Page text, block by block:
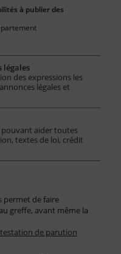
à publier des
légales
des expressions les
légales et
pouvant aider toutes
textes de loi, crédit
permet de faire
greffe, avant même la
de parution